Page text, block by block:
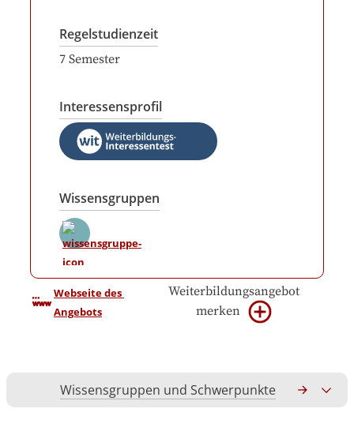
Regelstudienzeit
7 Semester
Interessensprofil
Wissensgruppen
Webseite des
Angebots
Weiterbildungsangebot
merken
Wissensgruppen und Schwerpunkte